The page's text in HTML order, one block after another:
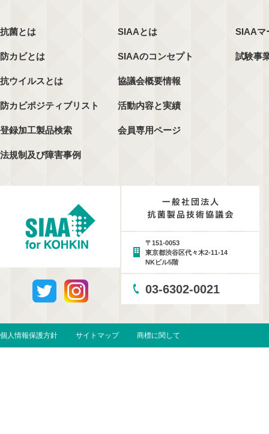
抗菌とは
防カビとは
抗ウイルスとは
防カビポジティブリスト
登録加工製品検索
法規制及び障害事例
SIAAとは
SIAAのコンセプト
協議会概要情報
活動内容と実績
会員専用ページ
SIAAマ
試験事
〒151-0053
東京都渋谷区代々木2-11-14
NKビル5階
03-6302-0021
個人情報保護方針 サイトマップ 商標に関して